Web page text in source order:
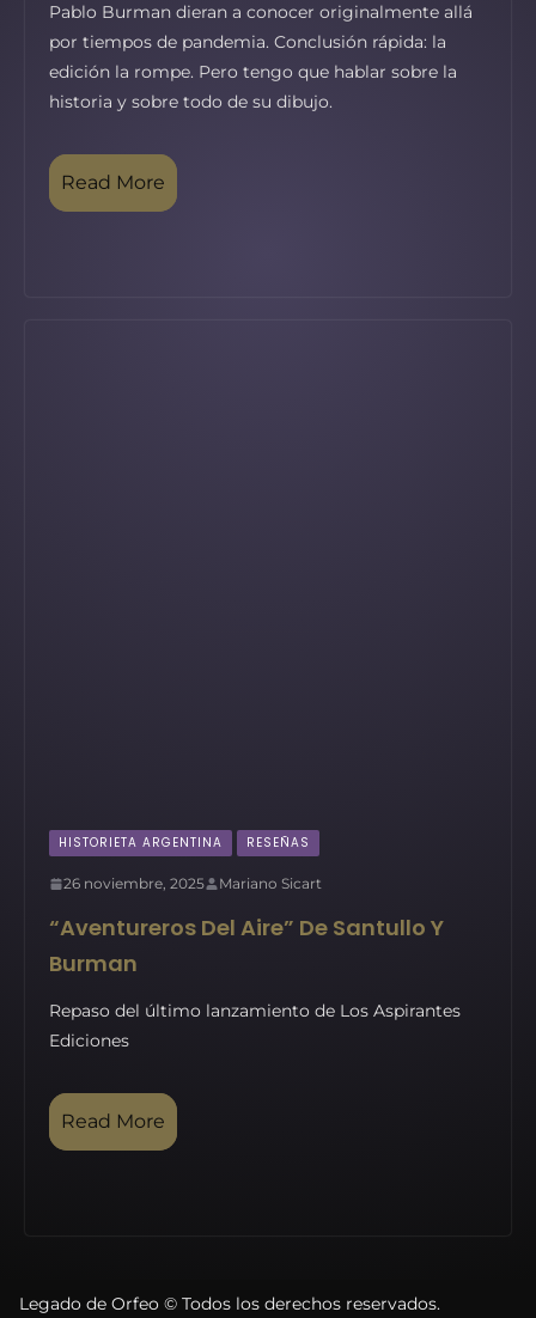
Pablo Burman dieran a conocer originalmente allá
por tiempos de pandemia. Conclusión rápida: la
edición la rompe. Pero tengo que hablar sobre la
historia y sobre todo de su dibujo.
Read More
HISTORIETA ARGENTINA RESEÑAS
26 noviembre, 2025 Mariano Sicart
“Aventureros Del Aire” De Santullo Y
Burman
Repaso del último lanzamiento de Los Aspirantes
Ediciones
Read More
Legado de Orfeo © Todos los derechos reservados.